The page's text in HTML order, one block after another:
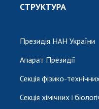
СТРУКТУРА
Президія НАН України
Апарат Президії
Секція фізико-
Секція хімічних і